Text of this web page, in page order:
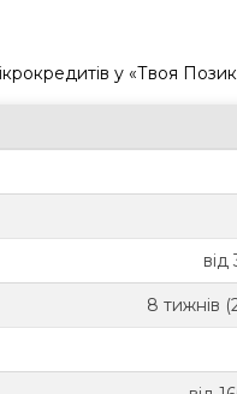
у «Твоя
8 тижнів